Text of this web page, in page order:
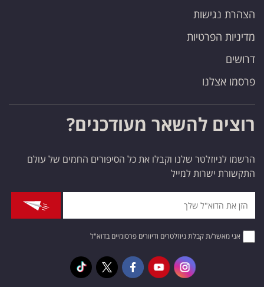
הצהרת נגישות
מדיניות הפרטיות
דרושים
פרסמו אצלנו
רוצים להשאר מעודכנים?
הרשמו לניוזלטר שלנו וקבלו את כל הסיפורים החמים של עולם
התקשורת ישרות למייל
אני מאשר/ת קבלת ניוזלטרים ודיוורים פרסומיים בדוא"ל